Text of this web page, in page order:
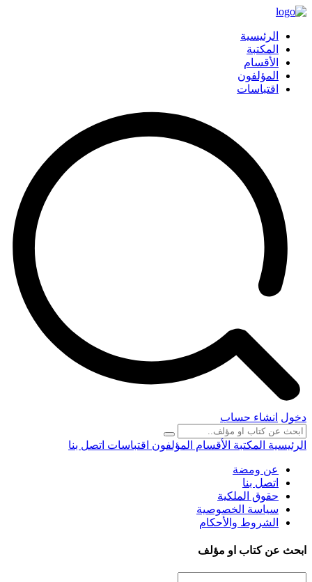
الرئيسية
المكتبة
الأقسام
المؤلفون
اقتباسات
دخول انشاء حساب
الرئيسية المكتبة الأقسام المؤلفون اقتباسات اتصل بنا
عن ومضة
اتصل بنا
حقوق الملكية
سياسة الخصوصية
الشروط والأحكام
ابحث عن كتاب او مؤلف